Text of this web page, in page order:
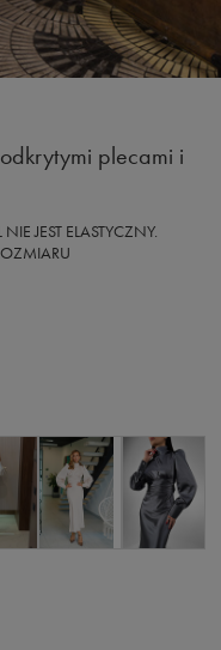
plecami i
JEST ELASTYCZNY.